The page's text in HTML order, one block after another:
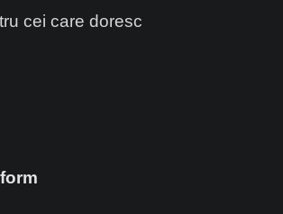
cei care doresc